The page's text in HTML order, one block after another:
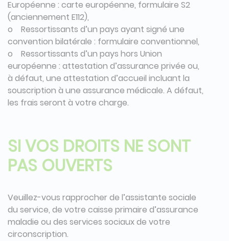
Européenne : carte européenne, formulaire S2
(anciennement E112),
o Ressortissants d’un pays ayant signé une
convention bilatérale : formulaire conventionnel,
o Ressortissants d’un pays hors Union
européenne : attestation d’assurance privée ou,
à défaut, une attestation d’accueil incluant la
souscription à une assurance médicale. A défaut,
les frais seront à votre charge.
SI VOS DROITS NE SONT
PAS OUVERTS
Veuillez-vous rapprocher de l’assistante sociale
du service, de votre caisse primaire d’assurance
maladie ou des services sociaux de votre
circonscription.